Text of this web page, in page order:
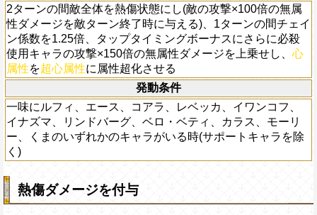
2ターンの間敵全体を熱傷状態にし(敵の攻撃×100倍の無属
性ダメージを敵ターン終了時に与える)、1ターンの間チェイ
ン係数を1.25倍、タップタイミングボーナスにさらに必殺
使用キャラの攻撃×150倍の無属性ダメージを上乗せし、 心
属性を超心属性に属性超化させる
発動条件
一味にルフィ、エース、コアラ、レベッカ、イワンコフ、
イナズマ、リンドバーグ、ベロ・ベティ、カラス、モーリ
ー、くまのいずれかのキャラがいる時(サポートキャラを除
く)
熱傷ダメージを付与